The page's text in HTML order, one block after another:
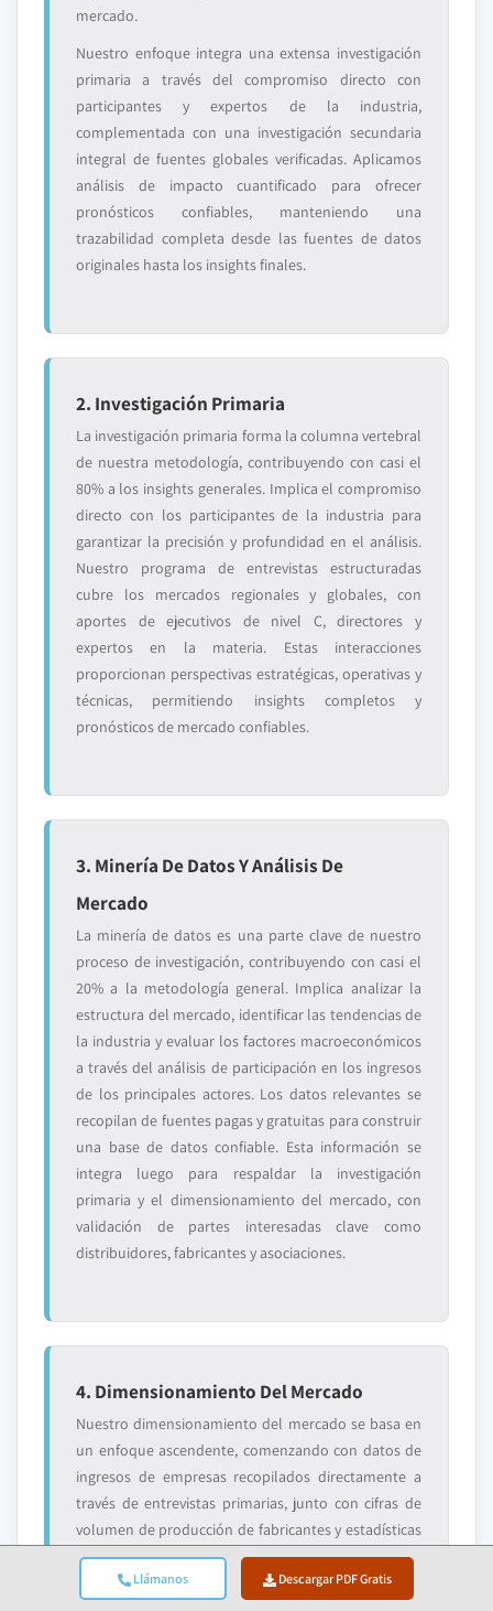
Llámanos Descargar PDF Gratis
mercado.
Nuestro enfoque integra una extensa investigación
primaria a través del compromiso directo con
participantes y expertos de la industria,
complementada con una investigación secundaria
integral de fuentes globales verificadas. Aplicamos
análisis de impacto cuantificado para ofrecer
pronósticos confiables, manteniendo una
trazabilidad completa desde las fuentes de datos
originales hasta los insights finales.
2. Investigación Primaria
La investigación primaria forma la columna vertebral
de nuestra metodología, contribuyendo con casi el
80% a los insights generales. Implica el compromiso
directo con los participantes de la industria para
garantizar la precisión y profundidad en el análisis.
Nuestro programa de entrevistas estructuradas
cubre los mercados regionales y globales, con
aportes de ejecutivos de nivel C, directores y
expertos en la materia. Estas interacciones
proporcionan perspectivas estratégicas, operativas y
técnicas, permitiendo insights completos y
pronósticos de mercado confiables.
3. Minería De Datos Y Análisis De
Mercado
La minería de datos es una parte clave de nuestro
proceso de investigación, contribuyendo con casi el
20% a la metodología general. Implica analizar la
estructura del mercado, identificar las tendencias de
la industria y evaluar los factores macroeconómicos
a través del análisis de participación en los ingresos
de los principales actores. Los datos relevantes se
recopilan de fuentes pagas y gratuitas para construir
una base de datos confiable. Esta información se
integra luego para respaldar la investigación
primaria y el dimensionamiento del mercado, con
validación de partes interesadas clave como
distribuidores, fabricantes y asociaciones.
4. Dimensionamiento Del Mercado
Nuestro dimensionamiento del mercado se basa en
un enfoque ascendente, comenzando con datos de
ingresos de empresas recopilados directamente a
través de entrevistas primarias, junto con cifras de
volumen de producción de fabricantes y estadísticas
de instalación o implementación. Estos datos se
ensamblan a través de los mercados regionales para